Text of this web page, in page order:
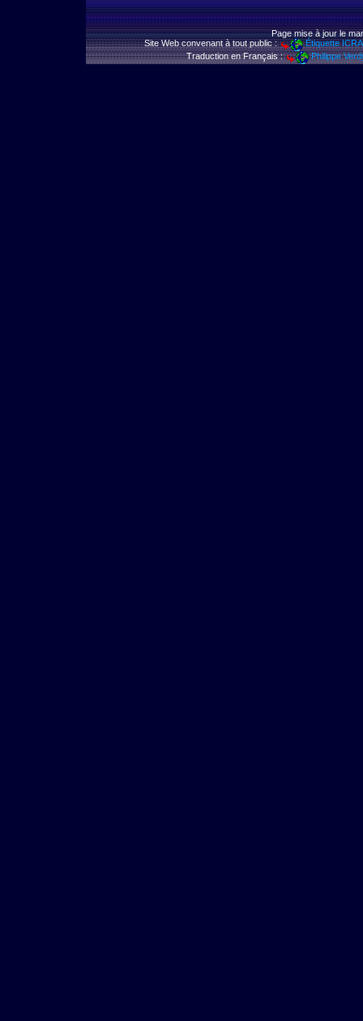
Page mise à jour le
Site Web convenant à tout public :
Étiquette
Traduction en Français :
Philippe